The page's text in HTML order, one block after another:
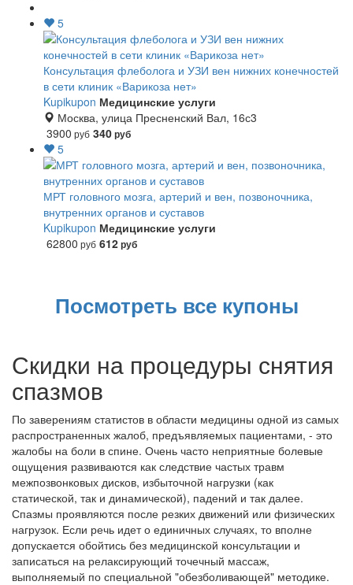
5
Консультация флеболога и УЗИ вен нижних конечностей
в сети клиник «Варикоза нет»
Kupikupon Медицинские услуги
Москва, улица Пресненский Вал, 16с3
3900 руб 340руб
5
МРТ головного мозга, артерий и вен, позвоночника,
внутренних органов и суставов
Kupikupon Медицинские услуги
62800 руб 612руб
Посмотреть все купоны
Скидки на процедуры снятия
спазмов
По заверениям статистов в области медицины одной из самых
распространенных жалоб, предъявляемых пациентами, - это
жалобы на боли в спине. Очень часто неприятные болевые
ощущения развиваются как следствие частых травм
межпозвонковых дисков, избыточной нагрузки (как
статической, так и динамической), падений и так далее.
Спазмы проявляются после резких движений или физических
нагрузок. Если речь идет о единичных случаях, то вполне
допускается обойтись без медицинской консультации и
записаться на релаксирующий точечный массаж,
выполняемый по специальной "обезболивающей" методике.